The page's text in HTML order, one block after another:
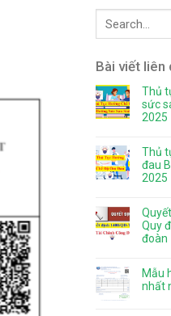
Bài viết liên
Thủ
sức
2025
Thủ
đau
2025
Quy
đoàn
Mẫu
nhất